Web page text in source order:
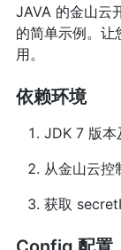
JAVA 的金山云
的简单示例。让
用。
依赖环境
JDK 7 版本
从金山云控
获取